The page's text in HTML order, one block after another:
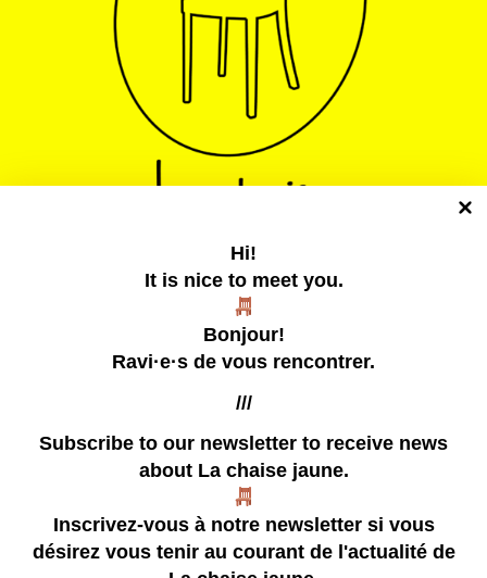
Hi!
It is nice to meet you.
Bonjour!
Ravi·e·s de vous rencontrer.
///
Subscribe to our newsletter to receive news
about La chaise jaune.
Inscrivez-vous à notre newsletter si vous
désirez vous tenir au courant de l'actualité de
Un collectif tentaculaire qui publie des zines
à venir